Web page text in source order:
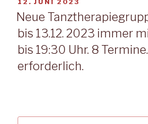
AM
12. JUNI 2023
Neue
bis 13.12. 2023 immer
bis 19:30 Uhr. 8
erforderlich.